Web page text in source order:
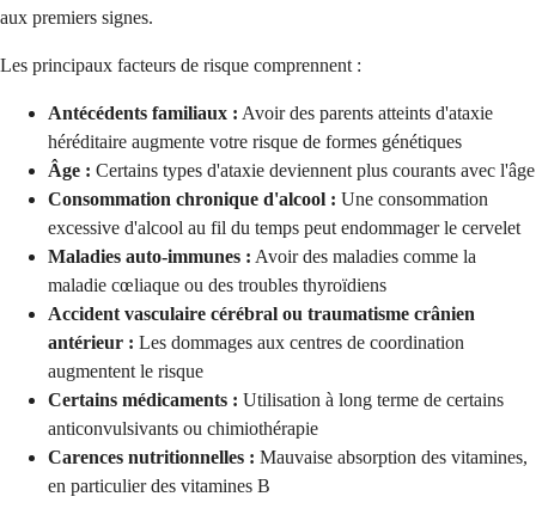
aux premiers signes.
Les principaux facteurs de risque comprennent :
Antécédents familiaux : Avoir des parents atteints d'ataxie
héréditaire augmente votre risque de formes génétiques
Âge : Certains types d'ataxie deviennent plus courants avec l'âge
Consommation chronique d'alcool : Une consommation
excessive d'alcool au fil du temps peut endommager le cervelet
Maladies auto-immunes : Avoir des maladies comme la
maladie cœliaque ou des troubles thyroïdiens
Accident vasculaire cérébral ou traumatisme crânien
antérieur : Les dommages aux centres de coordination
augmentent le risque
Certains médicaments : Utilisation à long terme de certains
anticonvulsivants ou chimiothérapie
Carences nutritionnelles : Mauvaise absorption des vitamines,
en particulier des vitamines B